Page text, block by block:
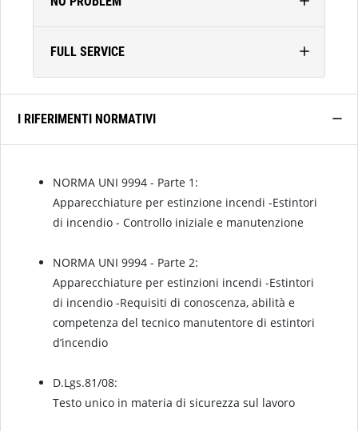
FULL SERVICE
I RIFERIMENTI NORMATIVI
NORMA UNI 9994 - Parte 1:
Apparecchiature per estinzione incendi -Estintori
di incendio - Controllo iniziale e manutenzione
NORMA UNI 9994 - Parte 2:
Apparecchiature per estinzioni incendi -Estintori
di incendio -Requisiti di conoscenza, abilità e
competenza del tecnico manutentore di estintori
d’incendio
D.Lgs.81/08:
Testo unico in materia di sicurezza sul lavoro